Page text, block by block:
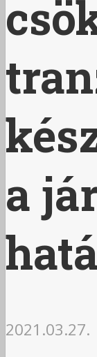
a
2021.03.27.